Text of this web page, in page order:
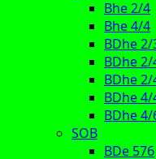
Bhe 2/4
Bhe 4/4
BDhe 2/
BDhe 2/
BDhe 2/
BDhe 4/
BDhe 4/
SOB
BDe 576